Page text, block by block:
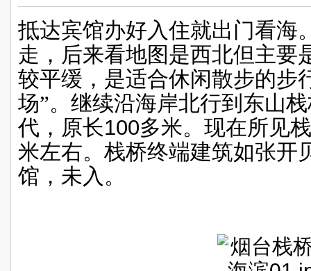
抵达宾馆办好入住就出门看海
走，后来看地图是西北但主要
较平缓，是适合休闲散步的步
场”。继续沿海岸北行到东山
代，原长100多米。现在所见
米左右。栈桥终端建筑如张开
馆，未入。